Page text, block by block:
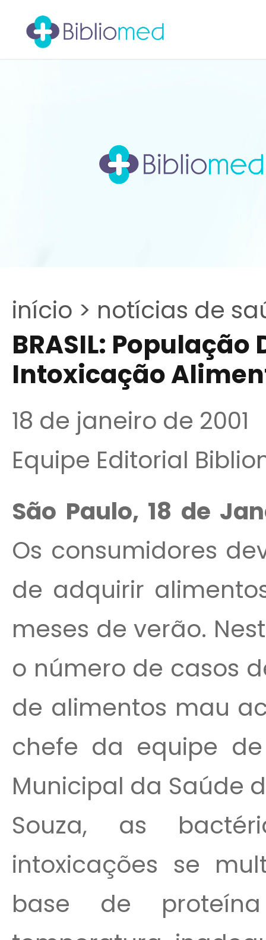
início > notícias de
BRASIL:
Intoxicação
18 de janeiro de 2001
Equipe Editorial
São Paulo, 18 de
Os consumidores
de adquirir
meses de verão.
o número de casos
de alimentos mau
chefe da equipe
Municipal da Saúde
Souza, as
intoxicações se
base de